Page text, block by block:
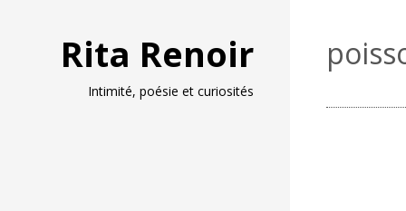
Rita Renoir
Intimité, poésie et curiosités